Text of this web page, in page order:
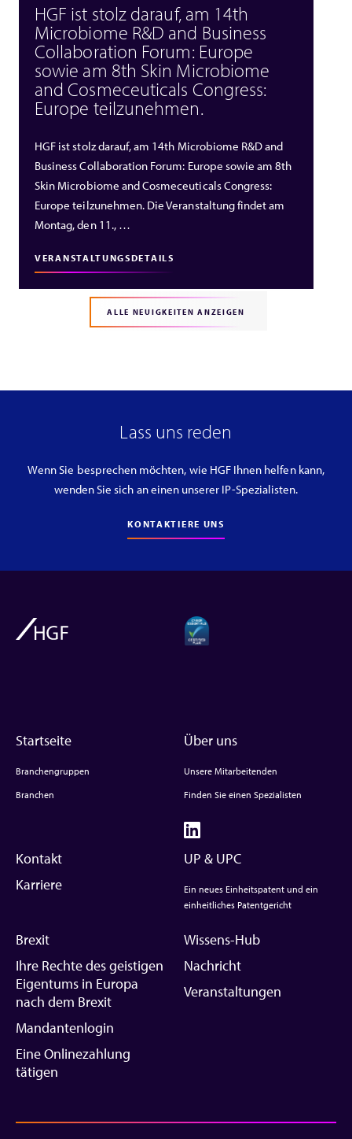
HGF ist stolz darauf, am 14th
Microbiome R&D and Business
Collaboration Forum: Europe
sowie am 8th Skin Microbiome
and Cosmeceuticals Congress:
Europe teilzunehmen.
HGF ist stolz darauf, am 14th Microbiome R&D and
Business Collaboration Forum: Europe sowie am 8th
Skin Microbiome and Cosmeceuticals Congress:
Europe teilzunehmen. Die Veranstaltung findet am
Montag, den 11., …
VERANSTALTUNGSDETAILS
ALLE NEUIGKEITEN ANZEIGEN
Lass uns reden
Wenn Sie besprechen möchten, wie HGF Ihnen helfen kann,
wenden Sie sich an einen unserer IP-Spezialisten.
KONTAKTIERE UNS
Startseite
Branchengruppen
Branchen
Über uns
Unsere Mitarbeitenden
Finden Sie einen Spezialisten
Kontakt
Karriere
UP & UPC
Ein neues Einheitspatent und ein
einheitliches Patentgericht
Brexit
Ihre Rechte des geistigen
Eigentums in Europa
nach dem Brexit
Mandantenlogin
Eine Onlinezahlung
tätigen
Wissens-Hub
Nachricht
Veranstaltungen